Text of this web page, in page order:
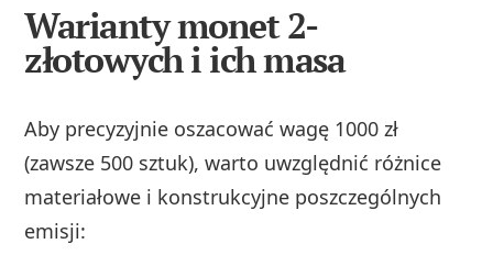
Warianty monet 2-
złotowych i ich masa
Aby precyzyjnie oszacować wagę 1000 zł
(zawsze 500 sztuk), warto uwzględnić różnice
materiałowe i konstrukcyjne poszczególnych
emisji: